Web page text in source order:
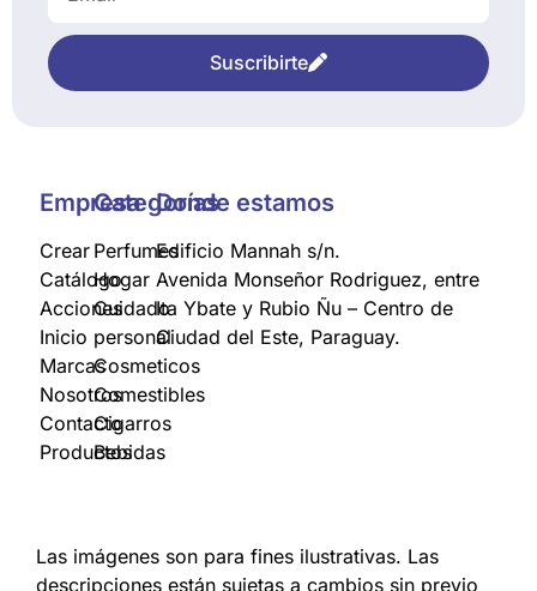
Suscribirte
Empresa
Crear
Catálogo
Acciones
Inicio
Marcas
Nosotros
Contacto
Productos
Categorías
Perfumes
Hogar
Cuidado
personal
Cosmeticos
Comestibles
Cigarros
Bebidas
Donde estamos
Edificio Mannah s/n.
Avenida Monseñor Rodriguez, entre
Ita Ybate y Rubio Ñu – Centro de
Ciudad del Este, Paraguay.
Las imágenes son para fines ilustrativas. Las
descripciones están sujetas a cambios sin previo